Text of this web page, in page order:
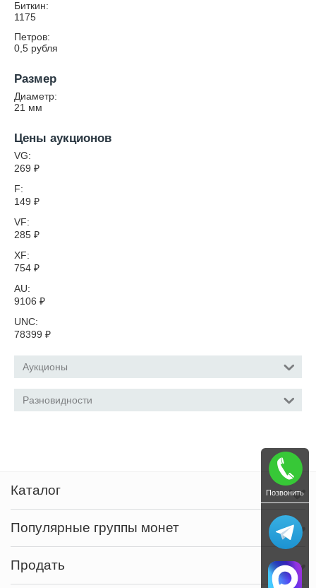
Биткин:
1175
Петров:
0,5 рубля
Размер
Диаметр:
21 мм
Цены аукционов
VG:
269 ₽
F:
149 ₽
VF:
285 ₽
XF:
754 ₽
AU:
9106 ₽
UNC:
78399 ₽
Аукционы
Разновидности
Каталог
Популярные группы монет
Продать
Позвонить